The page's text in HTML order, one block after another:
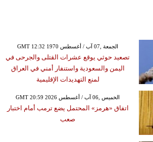
GMT 12:32 1970 الجمعة ,07 آب / أغسطس
تصعيد حوثي يوقع عشرات القتلى والجرحى في
اليمن والسعودية واستنفار أمني في العراق
لمنع التهديدات الإقليمية
GMT 20:59 2026 الخميس ,06 آب / أغسطس
اتفاق «هرمز» المحتمل يضع ترمب أمام اختبار
صعب